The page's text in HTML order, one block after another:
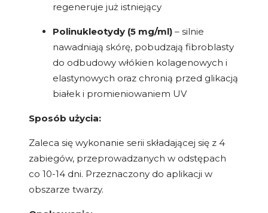
regeneruje już istniejący
Polinukleotydy (5 mg/ml) – silnie
nawadniają skórę, pobudzają fibroblasty
do odbudowy włókien kolagenowych i
elastynowych oraz chronią przed glikacją
białek i promieniowaniem UV
Sposób użycia:
Zaleca się wykonanie serii składającej się z 4
zabiegów, przeprowadzanych w odstępach
co 10-14 dni. Przeznaczony do aplikacji w
obszarze twarzy.